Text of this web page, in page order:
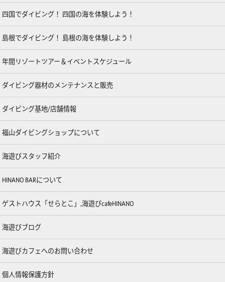
四国でダイビング！ 四国の海を体験しよう！
島根でダイビング！ 島根の海を体験しよう！
年間リゾートツアー＆イベントスケジュール
ダイビング器材のメンテナンスと販売
ダイビング基地/店舗情報
福山ダイビングショップについて
海遊びスタッフ紹介
HINANO BARについて
ゲストハウス「せらとこ」,海遊びcafeHINANO
海遊びブログ
海遊びカフェへのお問い合わせ
個人情報保護方針